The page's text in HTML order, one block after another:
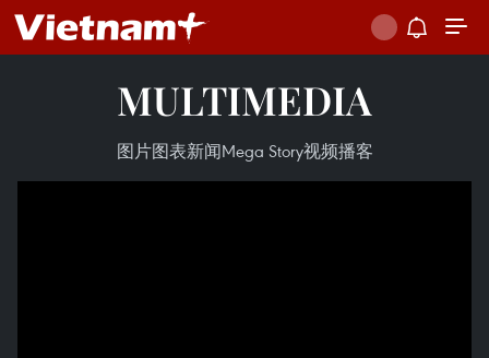
MULTIMEDIA
图片图表新闻Mega Story视频播客